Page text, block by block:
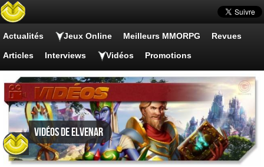
Actualités Jeux Online Meilleurs MMORPG Revues
Articles Interviews Vidéos Promotions
Vidéos de Elvenar